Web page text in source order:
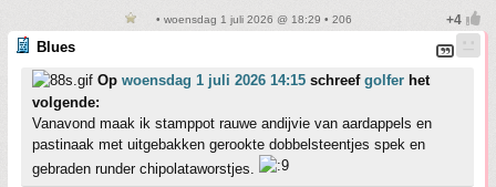
• woensdag 1 juli 2026 @ 18:29 • 206
Blues
Op woensdag 1 juli 2026 14:15 schreef golfer het
volgende:
Vanavond maak ik stamppot rauwe andijvie van aardappels en
pastinaak met uitgebakken gerookte dobbelsteentjes spek en
gebraden runder chipolataworstjes.